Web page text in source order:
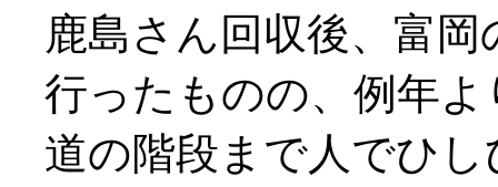
鹿島さん回収後、富
行ったものの、例年
道の階段まで人でひ